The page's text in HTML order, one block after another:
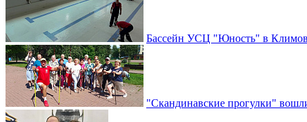
Бассейн УСЦ "Юность" в
"Скандинавские прогулки"